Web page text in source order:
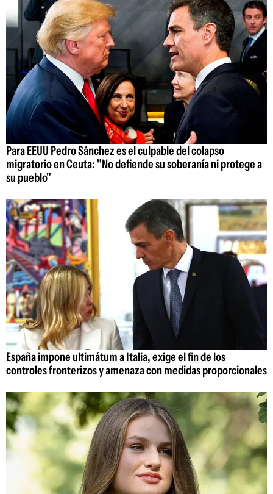
Para EEUU Pedro Sánchez es el culpable del colapso
migratorio en Ceuta: "No defiende su soberanía ni protege a
su pueblo"
España impone ultimátum a Italia, exige el fin de los
controles fronterizos y amenaza con medidas proporcionales